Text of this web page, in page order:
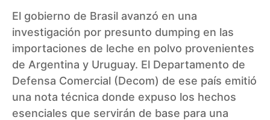
El gobierno de Brasil avanzó en una
investigación por presunto dumping en las
importaciones de leche en polvo provenientes
de Argentina y Uruguay. El Departamento de
Defensa Comercial (Decom) de ese país emitió
una nota técnica donde expuso los hechos
esenciales que servirán de base para una